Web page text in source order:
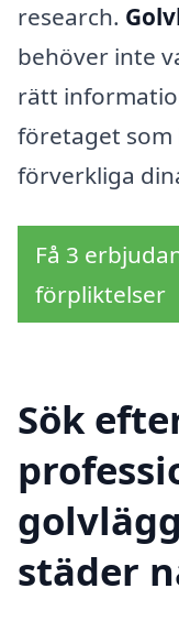
research.
behöver inte
rätt
företaget som
förverkliga
Få 3
förpliktelser
Sök
städer